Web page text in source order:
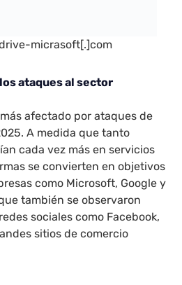
micrasoft[.]com
ataques al sector
afectado por ataques de
A medida que tanto
cada vez más en servicios
se convierten en objetivos
como Microsoft, Google y
también se observaron
sociales como Facebook,
sitios de comercio